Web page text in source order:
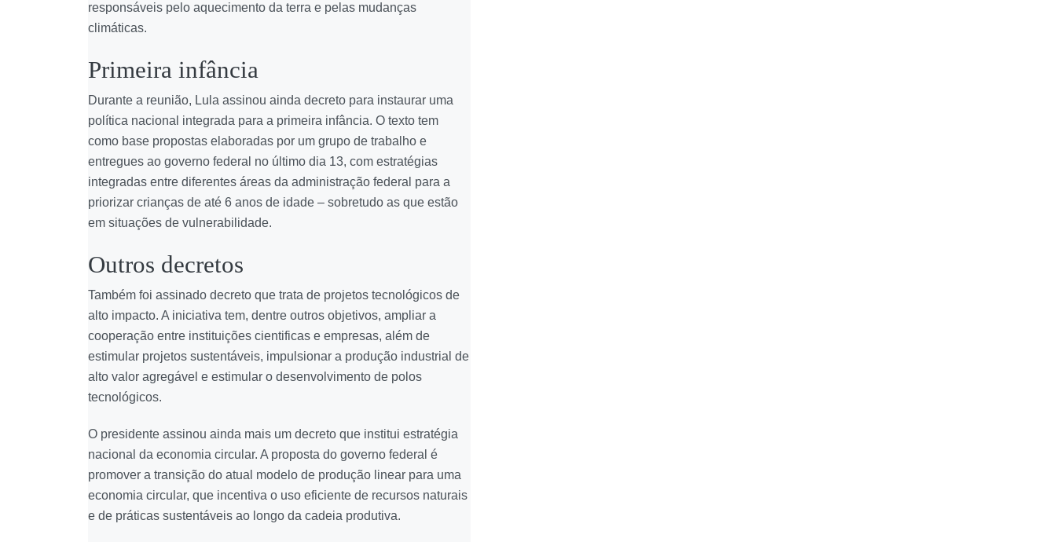
responsáveis pelo aquecimento da terra e pelas mudanças
climáticas.
Primeira infância
Durante a reunião, Lula assinou ainda decreto para instaurar uma
política nacional integrada para a primeira infância. O texto tem
como base propostas elaboradas por um grupo de trabalho e
entregues ao governo federal no último dia 13, com estratégias
integradas entre diferentes áreas da administração federal para a
priorizar crianças de até 6 anos de idade – sobretudo as que estão
em situações de vulnerabilidade.
Outros decretos
Também foi assinado decreto que trata de projetos tecnológicos de
alto impacto. A iniciativa tem, dentre outros objetivos, ampliar a
cooperação entre instituições cientificas e empresas, além de
estimular projetos sustentáveis, impulsionar a produção industrial de
alto valor agregável e estimular o desenvolvimento de polos
tecnológicos.
O presidente assinou ainda mais um decreto que institui estratégia
nacional da economia circular. A proposta do governo federal é
promover a transição do atual modelo de produção linear para uma
economia circular, que incentiva o uso eficiente de recursos naturais
e de práticas sustentáveis ao longo da cadeia produtiva.